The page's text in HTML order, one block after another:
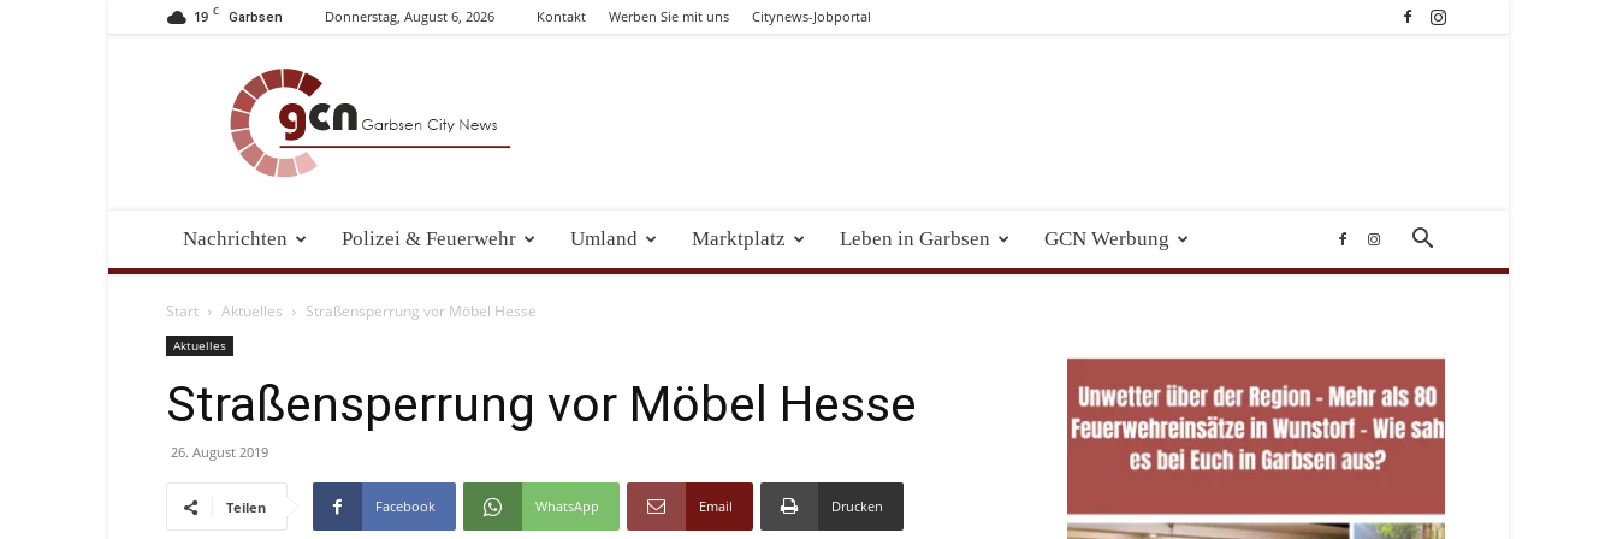
19 C Garbsen Donnerstag, August 6, 2026 Kontakt Werben Sie mit uns Citynews-Jobportal
News
Nachrichten Polizei & Feuerwehr Umland Marktplatz Leben in Garbsen GCN Werbung
Start Aktuelles Straßensperrung vor Möbel Hesse
Aktuelles
Straßensperrung vor Möbel Hesse
26. August 2019
Teilen Facebook WhatsApp Email Drucken